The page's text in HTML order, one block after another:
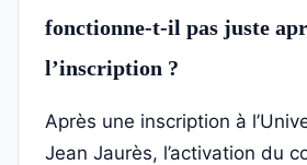
fonctionne-t-il pas juste
l’inscription ?
Après une inscription à
Jean Jaurès, l’activation du